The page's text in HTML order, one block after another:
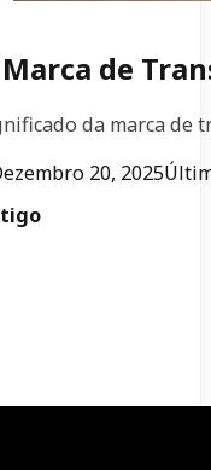
de
da marca
20, 2025